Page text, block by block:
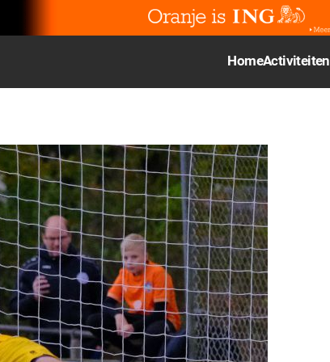
HomeActiviteiten